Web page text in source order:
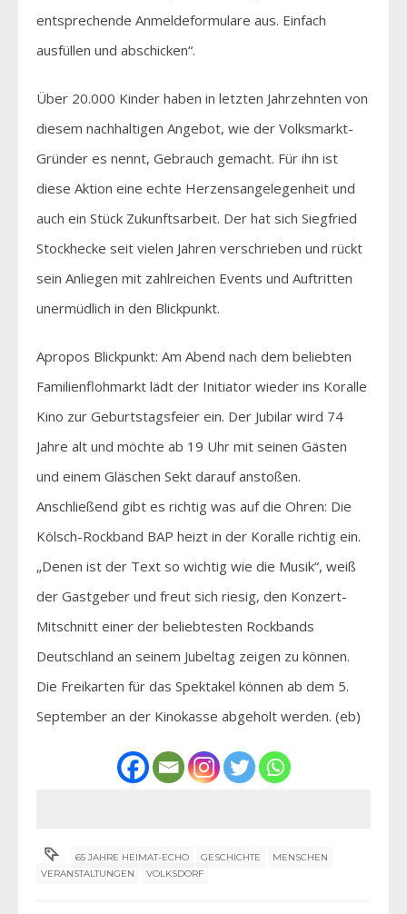
entsprechende Anmeldeformulare aus. Einfach
ausfüllen und abschicken“.
Über 20.000 Kinder haben in letzten Jahrzehnten von
diesem nachhaltigen Angebot, wie der Volksmarkt-
Gründer es nennt, Gebrauch gemacht. Für ihn ist
diese Aktion eine echte Herzensangelegenheit und
auch ein Stück Zukunftsarbeit. Der hat sich Siegfried
Stockhecke seit vielen Jahren verschrieben und rückt
sein Anliegen mit zahlreichen Events und Auftritten
unermüdlich in den Blickpunkt.
Apropos Blickpunkt: Am Abend nach dem beliebten
Familienflohmarkt lädt der Initiator wieder ins Koralle
Kino zur Geburtstagsfeier ein. Der Jubilar wird 74
Jahre alt und möchte ab 19 Uhr mit seinen Gästen
und einem Gläschen Sekt darauf anstoßen.
Anschließend gibt es richtig was auf die Ohren: Die
Kölsch-Rockband BAP heizt in der Koralle richtig ein.
„Denen ist der Text so wichtig wie die Musik“, weiß
der Gastgeber und freut sich riesig, den Konzert-
Mitschnitt einer der beliebtesten Rockbands
Deutschland an seinem Jubeltag zeigen zu können.
Die Freikarten für das Spektakel können ab dem 5.
September an der Kinokasse abgeholt werden. (eb)
65 JAHRE HEIMAT-ECHO GESCHICHTE
MENSCHEN
VERANSTALTUNGEN
VOLKSDORF